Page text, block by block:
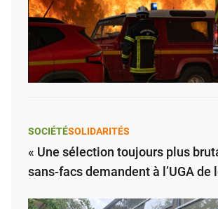
SOCIÉTÉSOLIDARITÉS
« Une sélection toujours plus
sans-facs demandent à l’UGA de